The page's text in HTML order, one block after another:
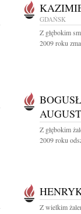
GDAŃSK
Z głębokim
2009 roku
Z głębokim
2009 roku
Z wielkim